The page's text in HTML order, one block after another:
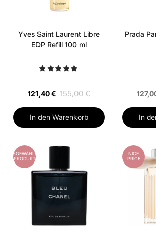
Yves Saint Laurent Libre
EDP Refill 100 ml
121,40 € 155,00 €
In den Warenkorb
Prada
In
AUSGEWÄHLTES
PRODUKT
NICE
PRICE